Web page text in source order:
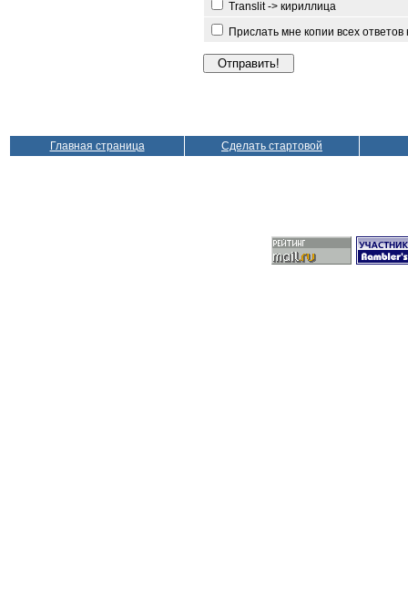
Translit -> кириллица
Прислать мне копии всех
Главная страница Сделать стартовой